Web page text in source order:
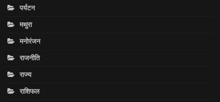
पर्यटन
मथुरा
मनोरंजन
राजनीति
राज्य
राशिफल